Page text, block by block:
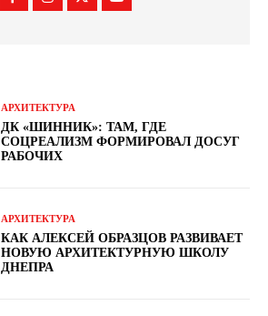
АРХИТЕКТУРА
ДК «ШИННИК»: ТАМ, ГДЕ
СОЦРЕАЛИЗМ ФОРМИРОВАЛ ДОСУГ
РАБОЧИХ
АРХИТЕКТУРА
КАК АЛЕКСЕЙ ОБРАЗЦОВ РАЗВИВАЕТ
НОВУЮ АРХИТЕКТУРНУЮ ШКОЛУ
ДНЕПРА